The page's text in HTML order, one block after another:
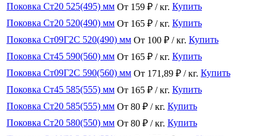
Поковка Ст20 525(495) мм От 159 ₽ / кг. Купить
Поковка Ст20 520(490) мм От 165 ₽ / кг. Купить
Поковка Ст09Г2С 520(490) мм От 100 ₽ / кг. Купить
Поковка Ст45 590(560) мм От 165 ₽ / кг. Купить
Поковка Ст09Г2С 590(560) мм От 171,89 ₽ / кг. Купить
Поковка Ст45 585(555) мм От 165 ₽ / кг. Купить
Поковка Ст20 585(555) мм От 80 ₽ / кг. Купить
Поковка Ст20 580(550) мм От 80 ₽ / кг. Купить